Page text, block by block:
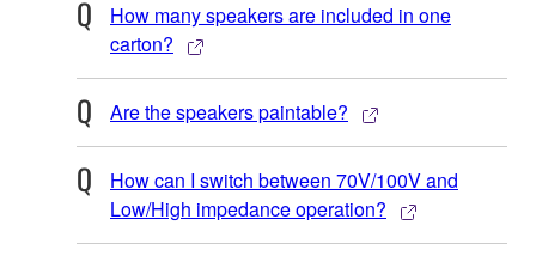
How many speakers are included in one
carton?
Are the speakers paintable?
How can I switch between 70V/100V and
Low/High impedance operation?